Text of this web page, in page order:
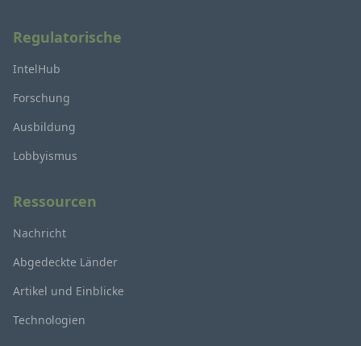
Regulatorische
IntelHub
Forschung
Ausbildung
Lobbyismus
Ressourcen
Nachricht
Abgedeckte Länder
Artikel und Einblicke
Technologien